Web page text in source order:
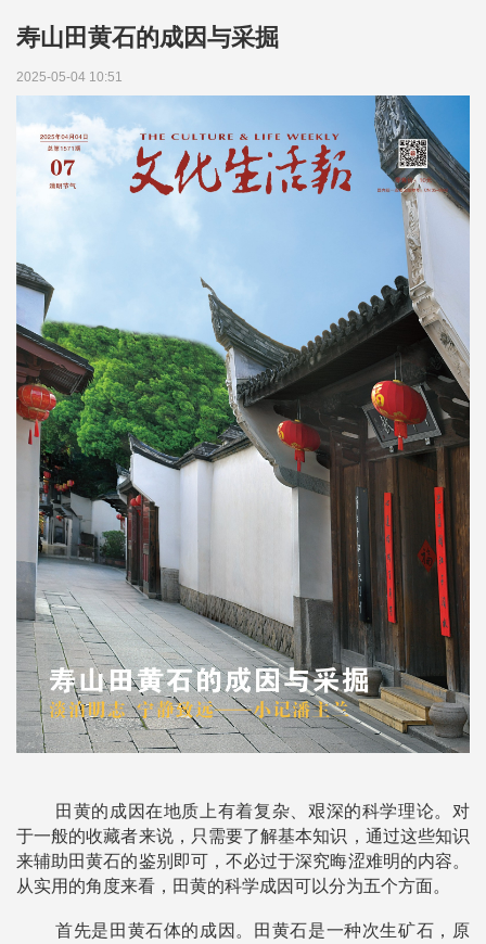
寿山田黄石的成因与采掘
2025-05-04 10:51
田黄的成因在地质上有着复杂、艰深的科学理论。对
于一般的收藏者来说，只需要了解基本知识，通过这些知识
来辅助田黄石的鉴别即可，不必过于深究晦涩难明的内容。
从实用的角度来看，田黄的科学成因可以分为五个方面。
首先是田黄石体的成因。田黄石是一种次生矿石，原